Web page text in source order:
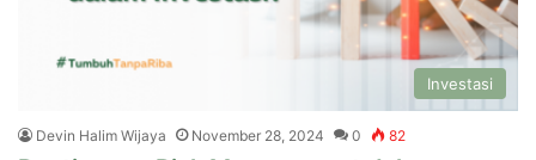
Investasi
Devin Halim Wijaya November 28, 2024 0 82